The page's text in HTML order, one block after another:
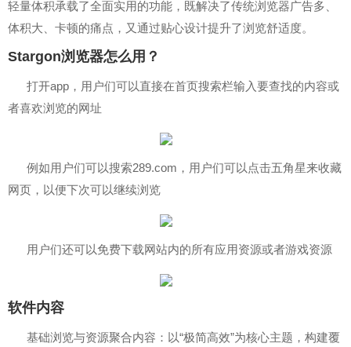
轻量体积承载了全面实用的功能，既解决了传统浏览器广告多、
体积大、卡顿的痛点，又通过贴心设计提升了浏览舒适度。
Stargon浏览器怎么用？
打开app，用户们可以直接在首页搜索栏输入要查找的内容或
者喜欢浏览的网址
例如用户们可以搜索289.com，用户们可以点击五角星来收藏
网页，以便下次可以继续浏览
用户们还可以免费下载网站内的所有应用资源或者游戏资源
软件内容
基础浏览与资源聚合内容：以“极简高效”为核心主题，构建覆